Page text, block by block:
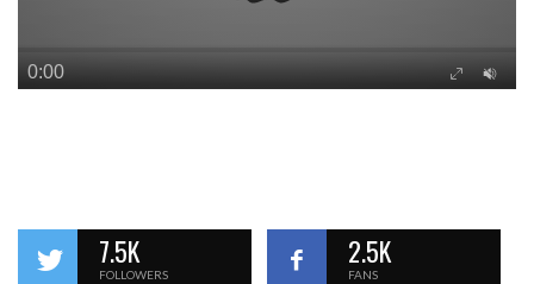
7.5K
FOLLOWERS
2.5K
FANS